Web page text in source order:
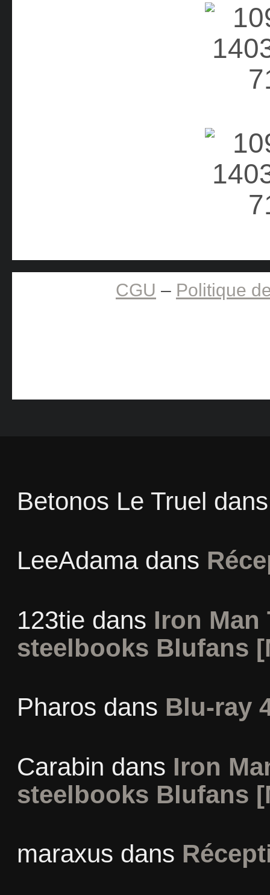
CGU – Politique
Betonos Le Truel
LeeAdamadans
123tie dans Iron Man
steelbooks Blufans
Pharos dans Blu-ray
Carabin dans Iron
steelbooks Blufans
maraxus dans